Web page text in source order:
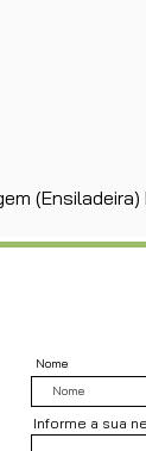
Nome
Informe a sua